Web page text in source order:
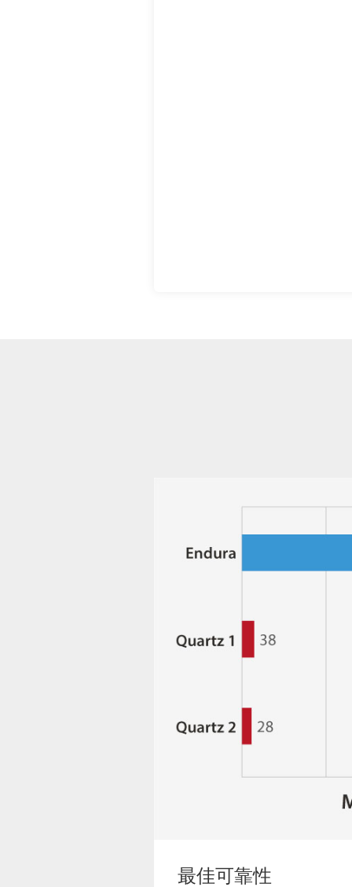
最佳可靠性